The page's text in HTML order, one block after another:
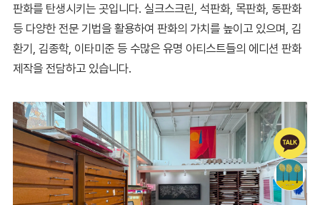
판화를 탄생시키는 곳입니다. 실크스크린, 석판화, 목판화, 동판화
등 다양한 전문 기법을 활용하여 판화의 가치를 높이고 있으며, 김
환기, 김종학, 이타미준 등 수많은 유명 아티스트들의 에디션 판화
제작을 전담하고 있습니다.